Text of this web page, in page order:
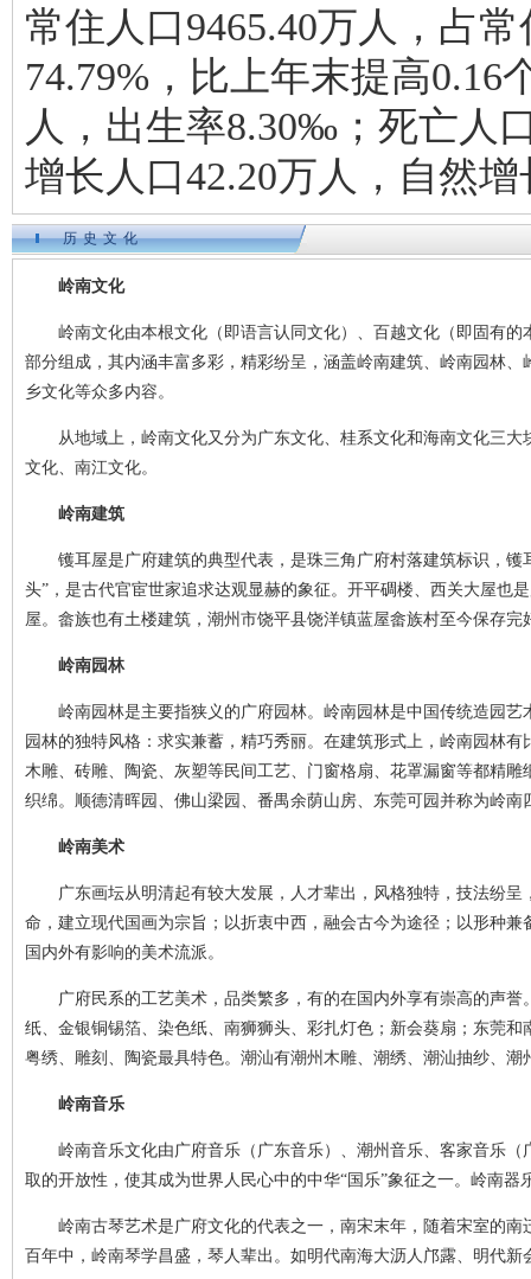
常住人口9465.40万人，占
74.79%，比上年末提高0.16
人，出生率8.30‰；死亡人
增长人口42.20万人，自然
历史文化
岭南文化
岭南文化由本根文化（即语言认同文化）、百越文化（即固有的
部分组成，其内涵丰富多彩，精彩纷呈，涵盖岭南建筑、岭南园林
乡文化等众多内容。
从地域上，岭南文化又分为广东文化、桂系文化和海南文化三大
文化、南江文化。
岭南建筑
镬耳屋是广府建筑的典型代表，是珠三角广府村落建筑标识，镬
头”，是古代官宦世家追求达观显赫的象征。开平碉楼、西关大屋也
屋。畲族也有土楼建筑，潮州市饶平县饶洋镇蓝屋畲族村至今保存
岭南园林
岭南园林是主要指狭义的广府园林。岭南园林是中国传统造园艺
园林的独特风格：求实兼蓄，精巧秀丽。在建筑形式上，岭南园林
木雕、砖雕、陶瓷、灰塑等民间工艺、门窗格扇、花罩漏窗等都精
织绵。顺德清晖园、佛山梁园、番禺余荫山房、东莞可园并称为岭南
岭南美术
广东画坛从明清起有较大发展，人才辈出，风格独特，技法纷呈
命，建立现代国画为宗旨；以折衷中西，融会古今为途径；以形种
国内外有影响的美术流派。
广府民系的工艺美术，品类繁多，有的在国内外享有崇高的声誉
纸、金银铜锡箔、染色纸、南狮狮头、彩扎灯色；新会葵扇；东莞
粤绣、雕刻、陶瓷最具特色。潮汕有潮州木雕、潮绣、潮汕抽纱、
岭南音乐
岭南音乐文化由广府音乐（广东音乐）、潮州音乐、客家音乐（
取的开放性，使其成为世界人民心中的中华“国乐”象征之一。岭南器
岭南古琴艺术是广府文化的代表之一，南宋末年，随着宋室的南
百年中，岭南琴学昌盛，琴人辈出。如明代南海大沥人邝露、明代